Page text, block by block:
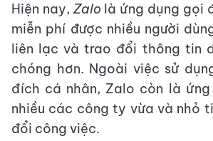
Hiện nay, Zalo là ứng dụng gọi
miễn phí được nhiều người
liên lạc và trao đổi thông tin
chóng hơn. Ngoài việc sử
đích cá nhân, Zalo còn là
nhiều các công ty vừa và nhỏ
đổi công việc.